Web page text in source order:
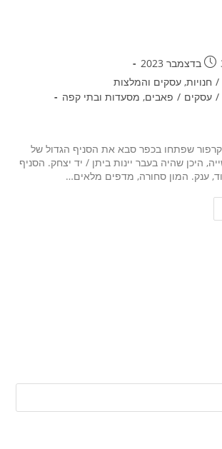
/ חנויות, עסקים והמלצות
/ עסקים / פאבים, מסעדות ובתי קפה
שפתחו בכפר סבא את הסניף הגדול של
היכן שהיה בעבר יינות ביתן / יד יצחק. הסניף
ענק. המון סחורה, מדפים מלאים…